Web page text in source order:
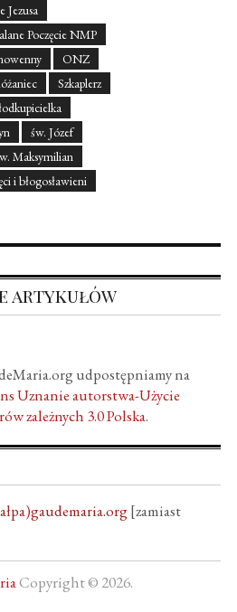
Jezusa
Poczęcie NMP
ONZ
Szkaplerz
św. Józef
Maksymilian
i błogosławieni
artykułów
udpostępniamy na
Uznanie autorstwa-Użycie
zależnych 3.0 Polska.
[zamiast
Copyright © 2026.